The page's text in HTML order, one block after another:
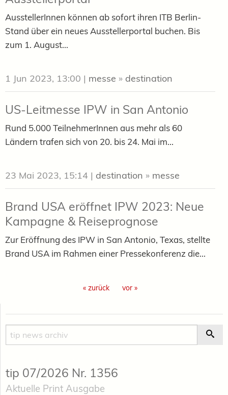
AusstellerInnen können ab sofort ihren ITB Berlin-
Stand über ein neues Ausstellerportal buchen. Bis
zum 1. August...
1 Jun 2023, 13:00 | messe » destination
US-Leitmesse IPW in San Antonio
Rund 5.000 TeilnehmerInnen aus mehr als 60
Ländern trafen sich von 20. bis 24. Mai im...
23 Mai 2023, 15:14 | destination » messe
Brand USA eröffnet IPW 2023: Neue
Kampagne & Reiseprognose
Zur Eröffnung des IPW in San Antonio, Texas, stellte
Brand USA im Rahmen einer Pressekonferenz die...
« zurück vor »
Suche
tip 07/2026 Nr. 1356
Aktuelle Print Ausgabe